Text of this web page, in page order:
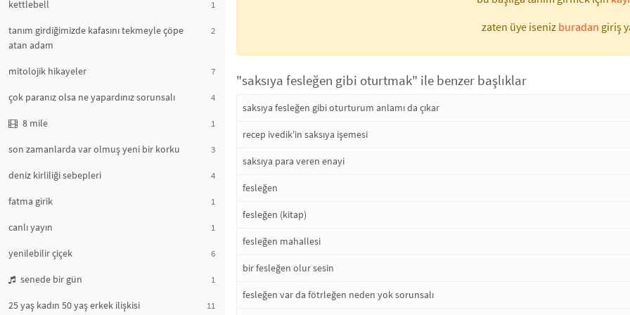
kettlebell 1
tanım girdiğimizde kafasını tekmeyle çöpe
atan adam
2
mitolojik hikayeler 7
çok paranız olsa ne yapardınız sorunsalı 4
8 mile 1
son zamanlarda var olmuş yeni bir korku 3
deniz kirliliği sebepleri 4
fatma girik 1
canlı yayın 1
yenilebilir çiçek 6
senede bir gün 1
25 yaş kadın 50 yaş erkek ilişkisi 11
zaten üye iseniz buradan giriş
"saksıya fesleğen gibi oturtmak" ile benzer başlıklar
saksıya fesleğen gibi oturturum anlamı da çıkar
recep ivedik'in saksıya işemesi
saksıya para veren enayi
fesleğen
fesleğen (kitap)
fesleğen mahallesi
bir fesleğen olur sesin
fesleğen var da fötrleğen neden yok sorunsalı